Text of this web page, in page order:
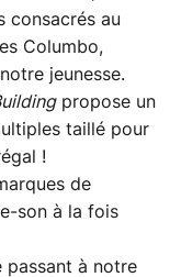
consacrés au
Columbo,
jeunesse.
propose un
taillé pour
!
de
son à la fois
passant à notre